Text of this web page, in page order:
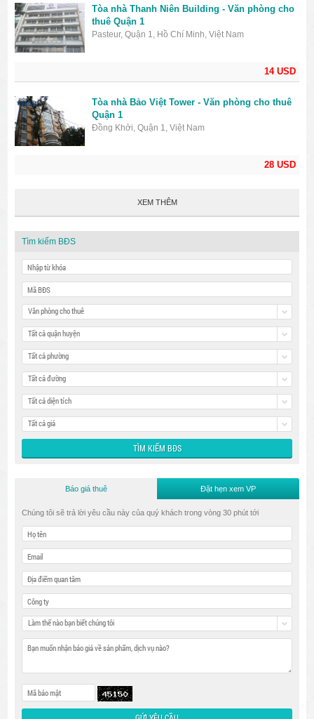
14 USD
Tòa nhà Thanh Niên Building - Văn phòng cho
thuê Quận 1
Pasteur, Quận 1, Hồ Chí Minh, Việt Nam
28 USD
Tòa nhà Bảo Việt Tower - Văn phòng cho thuê
Quận 1
Đồng Khởi, Quận 1, Việt Nam
XEM THÊM
Tìm kiếm BĐS
Văn phòng cho thuê
Tất cả quận huyện
Tất cả phường
Tất cả đường
Tất cả diện tích
Tất cả giá
Báo giá thuê Đặt hẹn xem VP
Chúng tôi sẽ trả lời yêu cầu này của quý khách trong vòng 30 phút tới
Làm thế nào bạn biết chúng tôi